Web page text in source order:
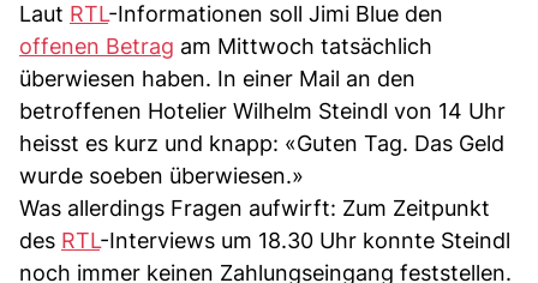
Laut RTL-Informationen soll Jimi Blue den
offenen Betrag am Mittwoch tatsächlich
überwiesen haben. In einer Mail an den
betroffenen Hotelier Wilhelm Steindl von 14 Uhr
heisst es kurz und knapp: «Guten Tag. Das Geld
wurde soeben überwiesen.»
Was allerdings Fragen aufwirft: Zum Zeitpunkt
des RTL-Interviews um 18.30 Uhr konnte Steindl
noch immer keinen Zahlungseingang feststellen.